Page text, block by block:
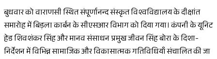
बुधवार को वाराणसी स्थित संपूर्णानन्द संस्कृत विश्वविद्यालय के दीक्षांत
समारोह में बिड़ला कार्बन के सीएसआर विभाग को दिया गया। कंपनी के यूनिट
हेड शिवशंकर सिंह और मानव संसाधन प्रमुख जीवन सिंह बोरा के दिशा-
निर्देशन में विभिन्न सामाजिक और विकासात्मक गतिविधियाँ संचालित की जा